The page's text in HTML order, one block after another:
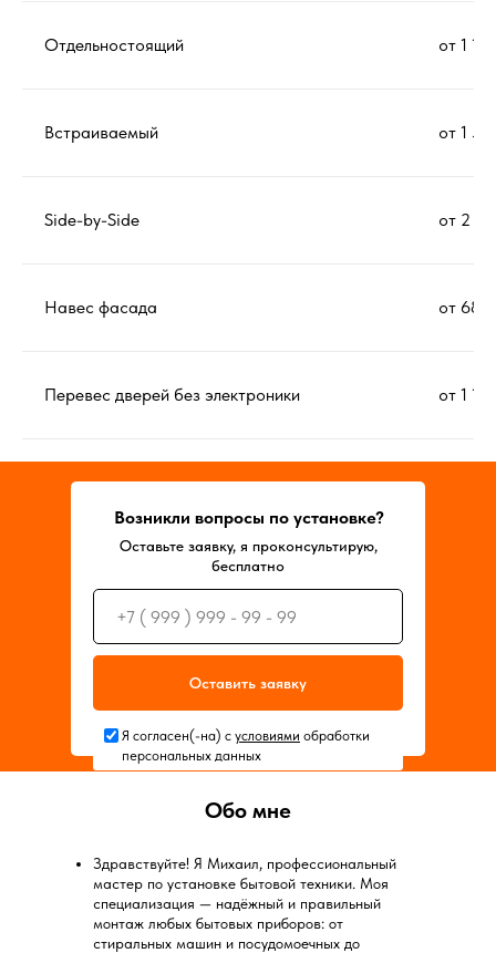
Отдельностоящий от 1
Встраиваемый от 1
Side-by-Side от 2
Навес фасада от 680
Перевес дверей без электроники от 1
Оставить заявку
Я согласен(-на) с условиями обработки
персональных данных
Оставьте заявку, я проконсультирую,
бесплатно
Возникли вопросы по установке?
Обо мне
Здравствуйте! Я Михаил, профессиональный
мастер по установке бытовой техники. Моя
специализация — надёжный и правильный
монтаж любых бытовых приборов: от
стиральных машин и посудомоечных до